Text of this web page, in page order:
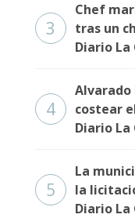
3
Chef
tras un
Diario
4
Alvarado
costear
Diario
5
La
la
Diario